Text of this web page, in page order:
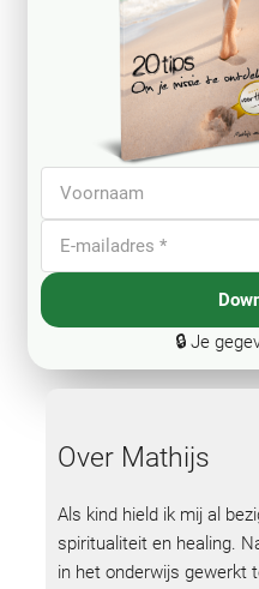
🔒 Je
Over Mathijs
Als kind hield ik mij al
spiritualiteit en healing.
in het onderwijs gewerkt